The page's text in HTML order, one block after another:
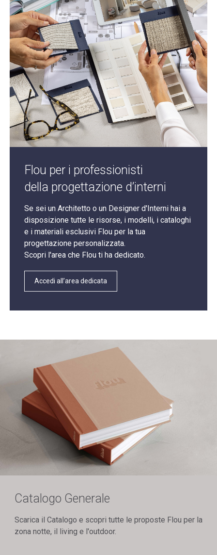
Flou per i professionisti
della progettazione d’interni
Se sei un Architetto o un Designer d'Interni hai a
disposizione tutte le risorse, i modelli, i cataloghi
e i materiali esclusivi Flou per la tua
progettazione personalizzata.
Scopri l'area che Flou ti ha dedicato.
Accedi all’area dedicata
Catalogo Generale
Scarica il Catalogo e scopri tutte le proposte Flou per la
zona notte, il living e l'outdoor.